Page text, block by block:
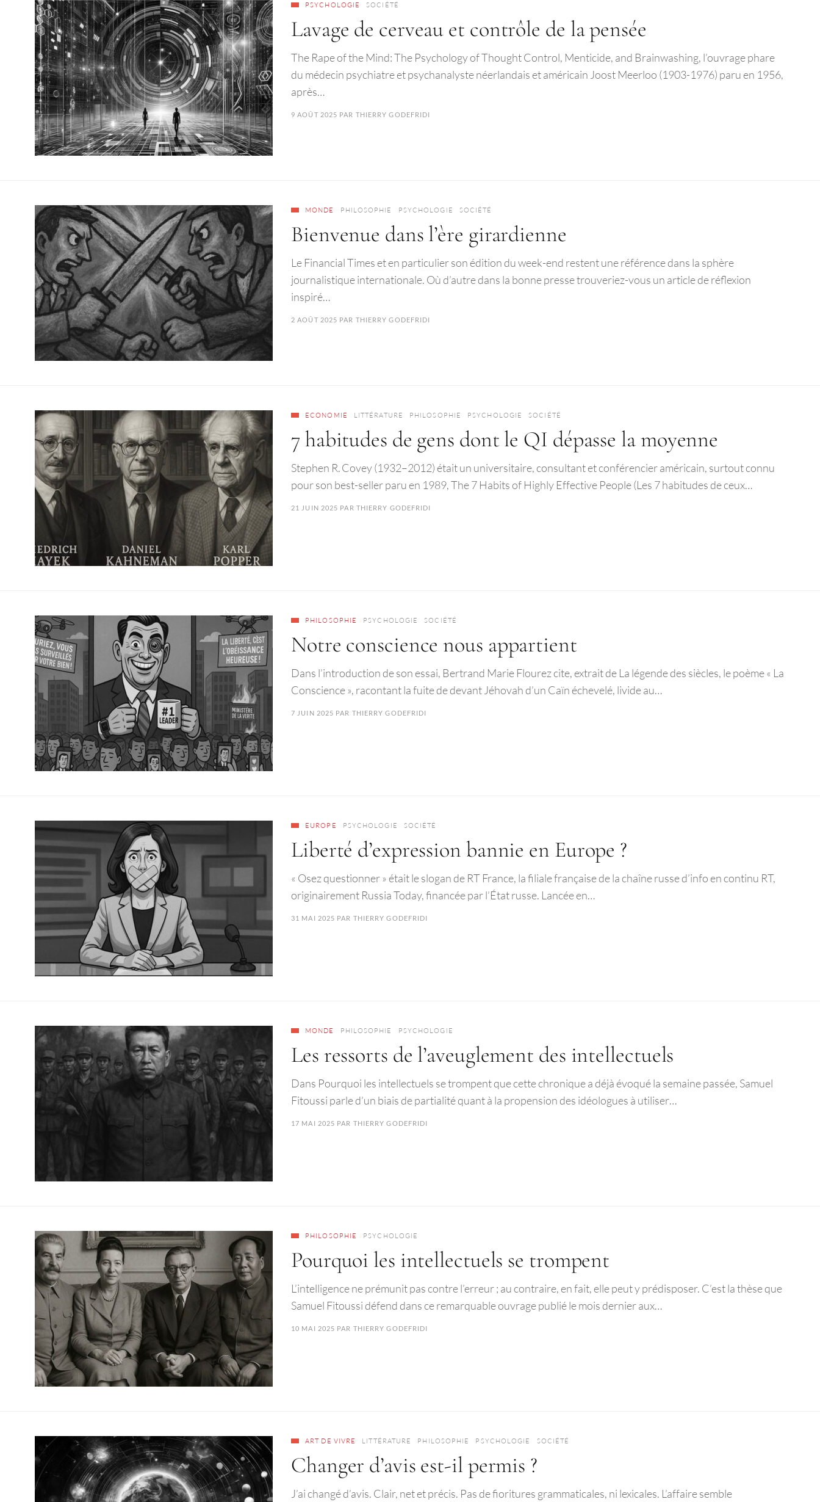
PSYCHOLOGIE SOCIÉTÉ
Lavage de cerveau et contrôle de la pensée
The Rape of the Mind: The Psychology of Thought Control, Menticide, and Brainwashing, l’ouvrage phare
du médecin psychiatre et psychanalyste néerlandais et américain Joost Meerloo (1903-1976) paru en 1956,
après…
9 AOÛT 2025 PAR THIERRY GODEFRIDI
MONDE PHILOSOPHIE PSYCHOLOGIE SOCIÉTÉ
Bienvenue dans l’ère girardienne
Le Financial Times et en particulier son édition du week-end restent une référence dans la sphère
journalistique internationale. Où d’autre dans la bonne presse trouveriez-vous un article de réflexion
inspiré…
2 AOÛT 2025 PAR THIERRY GODEFRIDI
ECONOMIE LITTÉRATURE PHILOSOPHIE PSYCHOLOGIE SOCIÉTÉ
7 habitudes de gens dont le QI dépasse la moyenne
Stephen R. Covey (1932–2012) était un universitaire, consultant et conférencier américain, surtout connu
pour son best-seller paru en 1989, The 7 Habits of Highly Effective People (Les 7 habitudes de ceux…
21 JUIN 2025 PAR THIERRY GODEFRIDI
PHILOSOPHIE PSYCHOLOGIE SOCIÉTÉ
Notre conscience nous appartient
Dans l’introduction de son essai, Bertrand Marie Flourez cite, extrait de La légende des siècles, le poème « La
Conscience », racontant la fuite de devant Jéhovah d’un Caïn échevelé, livide au…
7 JUIN 2025 PAR THIERRY GODEFRIDI
EUROPE PSYCHOLOGIE SOCIÉTÉ
Liberté d’expression bannie en Europe ?
« Osez questionner » était le slogan de RT France, la filiale française de la chaîne russe d’info en continu RT,
originairement Russia Today, financée par l’État russe. Lancée en…
31 MAI 2025 PAR THIERRY GODEFRIDI
MONDE PHILOSOPHIE PSYCHOLOGIE
Les ressorts de l’aveuglement des intellectuels
Dans Pourquoi les intellectuels se trompent que cette chronique a déjà évoqué la semaine passée, Samuel
Fitoussi parle d’un biais de partialité quant à la propension des idéologues à utiliser…
17 MAI 2025 PAR THIERRY GODEFRIDI
PHILOSOPHIE PSYCHOLOGIE
Pourquoi les intellectuels se trompent
L’intelligence ne prémunit pas contre l’erreur ; au contraire, en fait, elle peut y prédisposer. C’est la thèse que
Samuel Fitoussi défend dans ce remarquable ouvrage publié le mois dernier aux…
10 MAI 2025 PAR THIERRY GODEFRIDI
ART DE VIVRE LITTÉRATURE PHILOSOPHIE PSYCHOLOGIE SOCIÉTÉ
Changer d’avis est-il permis ?
J’ai changé d’avis. Clair, net et précis. Pas de fioritures grammaticales, ni lexicales. L’affaire semble